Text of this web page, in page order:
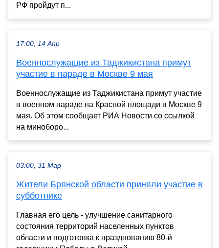
РФ пройдут п...
17:00, 14 Апр
Военнослужащие из Таджикистана примут
участие в параде в Москве 9 мая
Военнослужащие из Таджикистана примут участие
в военном параде на Красной площади в Москве 9
мая. Об этом сообщает РИА Новости со ссылкой
на миноборо...
03:00, 31 Мар
Жители Брянской области приняли участие в
субботнике
Главная его цель - улучшение санитарного
состояния территорий населенных пунктов
области и подготовка к празднованию 80-й